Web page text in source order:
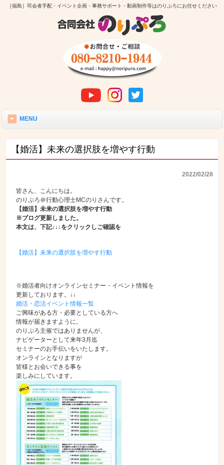
［福島］司会者手配・イベント企画・事務サポート・動画制作等はのりぷろにお任せください
MENU
【婚活】未来の選択肢を増やす行動
2022/02/28
皆さん、こんにちは。
のりぷろ＠行動心理士MCのりさんです。
【婚活】未来の選択肢を増やす行動
※ブログ更新しました。
本文は、下記↓↓↓をクリックしご確認を
【婚活】未来の選択肢を増やす行動
※婚活者向けオンラインセミナー・イベント情報を
更新しております。↓↓
婚活・恋活イベント情報一覧
ご興味がある方・必要としている方へ
情報が届きますように。
のりぷろ主催ではありませんが、
ナビゲーターとして来年3月迄
セミナーのお手伝いをいたします。
オンラインとなりますが
皆様とお会いできる事を
楽しみにしています。